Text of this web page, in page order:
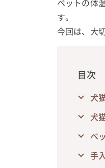
ペットの体
す。
今回は、大
目次
犬
犬
ベ
手